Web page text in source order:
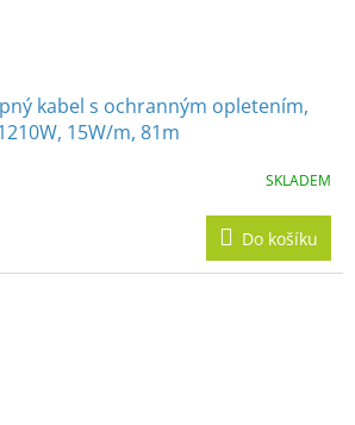
kabel s ochranným opletením,
15W/m, 81m
SKLADEM
Do košíku